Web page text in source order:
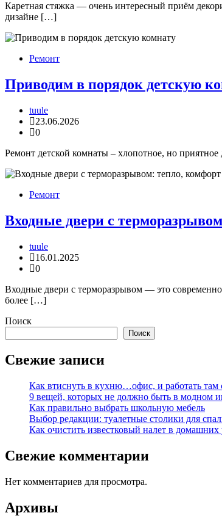
Каретная стяжка — очень интересный приём
дизайне […]
Ремонт
Приводим в порядок детскую
tuule
23.06.2026
0
Ремонт детской комнаты – хлопотное, но
Ремонт
Входные двери с
tuule
16.01.2025
0
Входные двери с терморазрывом — это
более […]
Поиск
Поиск
Свежие записи
Как втиснуть в кухню…офис, и работать там
9 вещей, которых не должно быть в модном
Как правильно выбрать школьную мебель
Выбор редакции: туалетные столики для
Как очистить известковый налет в домашних
Свежие комментарии
Нет комментариев для просмотра.
Архивы